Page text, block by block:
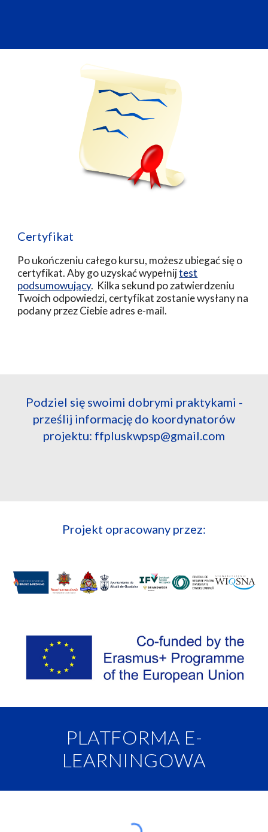
Certyfikat
Po ukończeniu całego kursu, możesz ubiegać się o
certyfikat. Aby go uzyskać wypełnijtest
podsumowujący. Kilka sekund po zatwierdzeniu
Twoich odpowiedzi, certyfikat zostanie wysłany na
podany przez Ciebie adres e-mail.
Podziel się swoimi dobrymi praktykami -
prześlij informację do koordynatorów
projektu: ffpluskwpsp@gmail.com
Projekt opracowany przez:
PLATFORMA E-
LEARNINGOWA